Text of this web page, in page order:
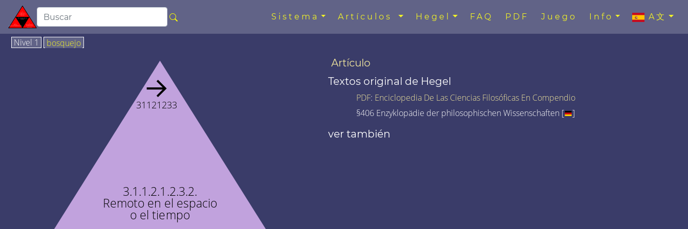
Sistema Artículos Hegel FAQ PDF Juego Info A文
Nivel 1 bosquejo
3.1.1.2.1.2.3.2.
Remoto en el espacio
o el tiempo
→
31121233
Artículo
Textos original de Hegel
PDF: Enciclopedia De Las Ciencias Filosóficas En Compendio
§406 Enzyklopädie der philosophischen Wissenschaften [
]
ver también